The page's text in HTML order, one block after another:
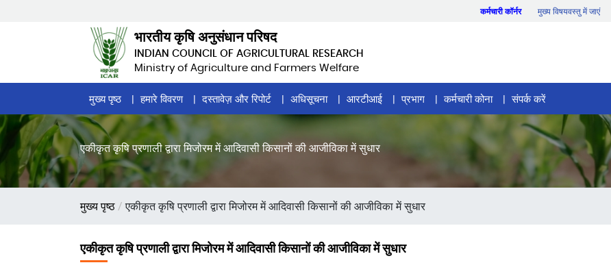
कर्मचारी कॉर्नर मुख्य विषयवस्तु में जाएं
भारतीय कृषि अनुसंधान परिषद
INDIAN COUNCIL OF AGRICULTURAL RESEARCH
Ministry of Agriculture and Farmers Welfare
Home
Page
Menu
मुख्य पृष्ठ हमारे विवरण दस्तावेज़ और रिपोर्ट अधिसूचना आरटीआई प्रभाग कर्मचारी कोना संपर्क करें
एकीकृत कृषि प्रणाली द्वारा मिजोरम में आदिवासी किसानों की आजीविका में सुधार
पग
मुख्य पृष्ठ एकीकृत कृषि प्रणाली द्वारा मिजोरम में आदिवासी किसानों की आजीविका में सुधार
एकीकृत कृषि प्रणाली द्वारा मिजोरम में आदिवासी किसानों की आजीविका में सुधार